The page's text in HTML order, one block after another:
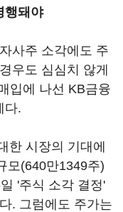
행돼야
사주 소각에도 주
우도 심심치 않게
입에 나선 KB금융
다.
한 시장의 기대에
모(640만1349주)
'주식 소각 결정'
. 그럼에도 주가는